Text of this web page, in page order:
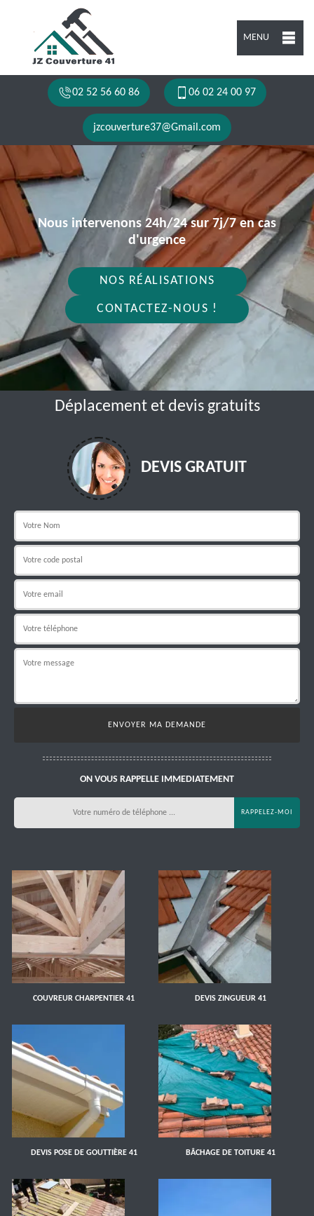
MENU
02 52 56 60 86 06 02 24 00 97
jzcouverture37@Gmail.com
Nous intervenons 24h/24 sur 7j/7 en cas
d'urgence
NOS RÉALISATIONS
CONTACTEZ-NOUS !
Déplacement et devis gratuits
DEVIS GRATUIT
ON VOUS RAPPELLE IMMEDIATEMENT
COUVREUR CHARPENTIER 41 DEVIS ZINGUEUR 41
DEVIS POSE DE GOUTTIÈRE 41 BÂCHAGE DE TOITURE 41